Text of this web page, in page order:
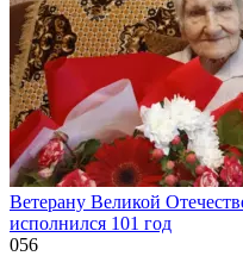
Ветерану Великой
исполнился 101 год
056